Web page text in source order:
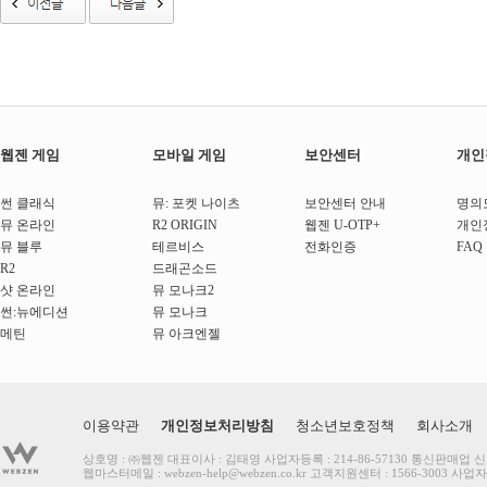
웹젠 게임
썬 클래식
뮤 온라인
뮤 블루
R2
샷 온라인
썬:뉴에디션
메틴
모바일 게임
뮤: 포켓 나이츠
R2 ORIGIN
테르비스
드래곤소드
뮤 모나크2
뮤 모나크
뮤 아크엔젤
보안센터
보안센터 안내
웹젠 U-OTP+
전화인증
개
명의
개인
FAQ
이용약관 개인정보처리방침 청소년보호정책 회사소개
상호명 : ㈜웹젠 대표이사 : 김태영 사업자등록 : 214-86-57130 통신판매업
웹마스터메일 : webzen-help@webzen.co.kr 고객지원센터 : 1566-3003 사업